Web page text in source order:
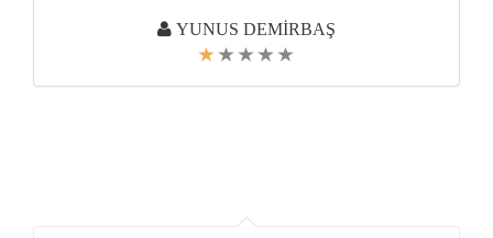
YUNUS DEMİRBAŞ